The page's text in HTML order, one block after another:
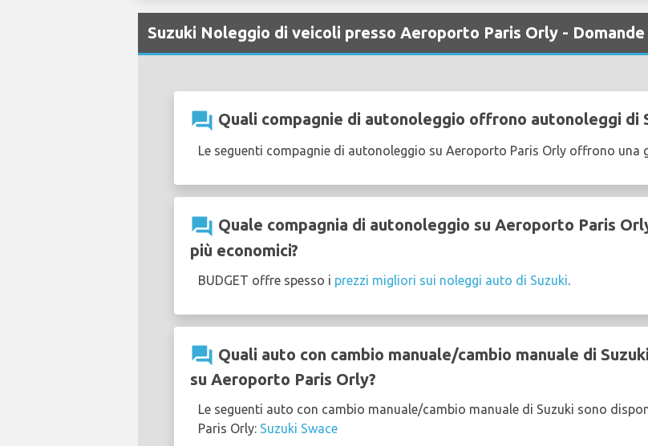
Suzuki Noleggio di veicoli presso Aeroporto Paris Orly -
question_answer Quali compagnie di autonoleggio offrono autonoleggi di
Le seguenti compagnie di autonoleggio su Aeroporto Paris Orly offrono una
question_answer Quale compagnia di autonoleggio su Aeroporto Paris
più economici?
BUDGET offre spesso i prezzi migliori sui noleggi auto di Suzuki
question_answer Quali auto con cambio manuale/cambio manuale di
su Aeroporto Paris Orly?
Le seguenti auto con cambio manuale/cambio manuale di Suzuki sono
Paris Orly: Suzuki Swace